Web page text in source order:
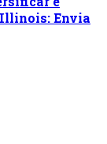
Illinois: Envia